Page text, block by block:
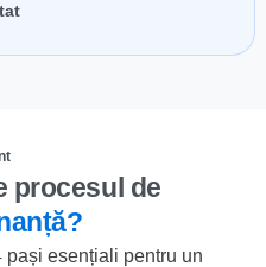
procesul de
pași esențiali pentru un